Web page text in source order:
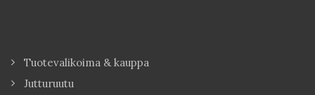
Tuotevalikoima & kauppa
Jutturuutu